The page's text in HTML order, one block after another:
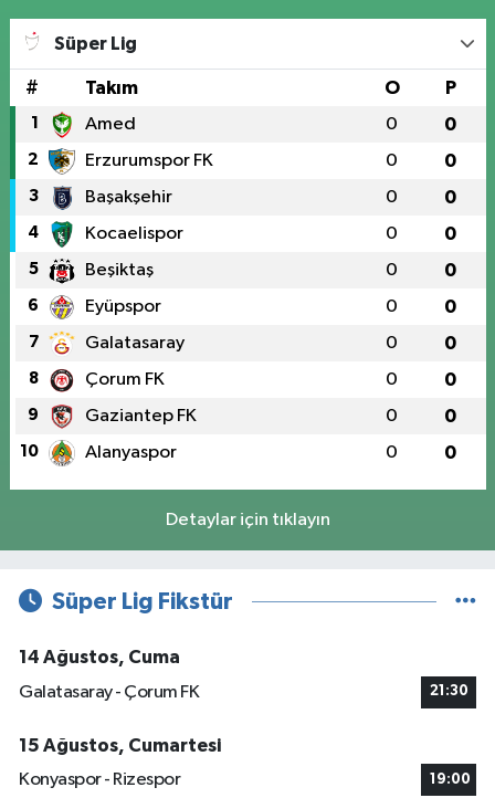
Süper Lig
# Takım O P
1 Amed 0 0
2 Erzurumspor FK 0 0
3 Başakşehir 0 0
4 Kocaelispor 0 0
5 Beşiktaş 0 0
6 Eyüpspor 0 0
7 Galatasaray 0 0
8 Çorum FK 0 0
9 Gaziantep FK 0 0
10 Alanyaspor 0 0
Detaylar için tıklayın
Süper Lig Fikstür
14 Ağustos, Cuma
Galatasaray - Çorum FK
21:30
15 Ağustos, Cumartesi
Konyaspor - Rizespor
19:00